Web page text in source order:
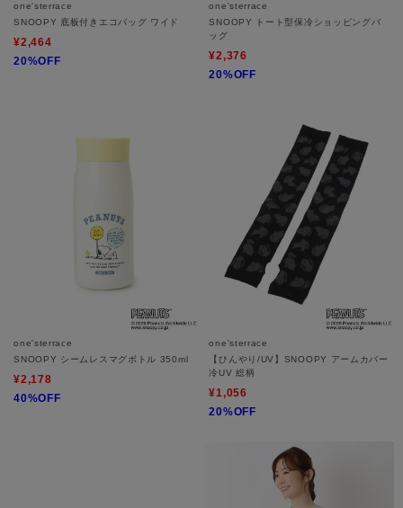
one'sterrace
SNOOPY 底板付きエコバッグ ワイド
¥2,464
20%OFF
one'sterrace
SNOOPY トート型保冷ショッピングバ
ッグ
¥2,376
20%OFF
one'sterrace
SNOOPY シームレスマグボトル 350ml
¥2,178
40%OFF
one'sterrace
【ひんやり/UV】SNOOPY アームカバー
冷UV 総柄
¥1,056
20%OFF